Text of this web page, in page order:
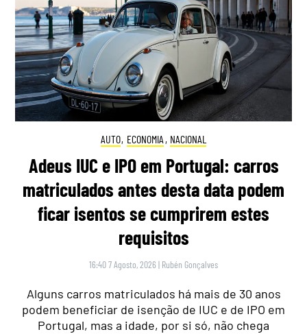
AUTO, ECONOMIA , NACIONAL
Adeus IUC e IPO em Portugal: carros
matriculados antes desta data podem
ficar isentos se cumprirem estes
requisitos
16:40 7 Agosto, 2026 | Rubén Gonçalves
Alguns carros matriculados há mais de 30 anos
podem beneficiar de isenção de IUC e de IPO em
Portugal, mas a idade, por si só, não chega